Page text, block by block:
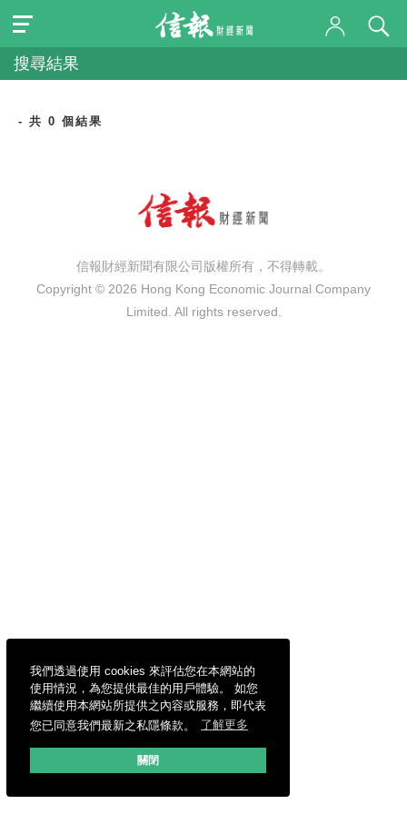
我們透過使用 cookies 來評估您在本網站的
使用情況，為您提供最佳的用戶體驗。 如您
繼續使用本網站所提供之內容或服務，即代表
您已同意我們最新之私隱條款。
了解更多
關閉
搜尋結果
- 共 0 個結果
信報財經新聞有限公司版權所有，不得轉載。
Copyright © 2026 Hong Kong Economic Journal Company
Limited. All rights reserved.